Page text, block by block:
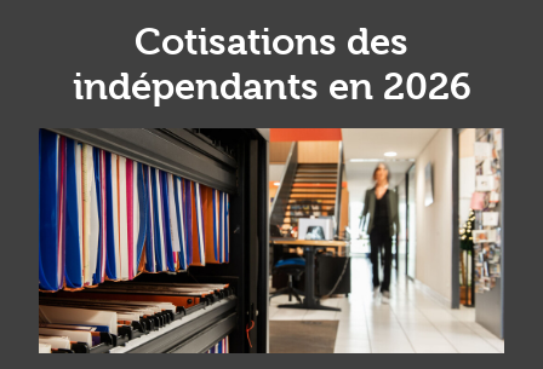
Cotisations des
indépendants en 2026